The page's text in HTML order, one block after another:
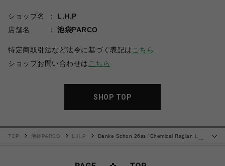
ショップ名
L.H.P
店舗名
池袋PARCO
特定商取引法など法令に基づく表記は こちら
ショップお問い合わせは こちら
SHOP TOP
…
TOP 池袋PARCO L.H.P
Danke Schon 26ss "Chemical Raglan L/S